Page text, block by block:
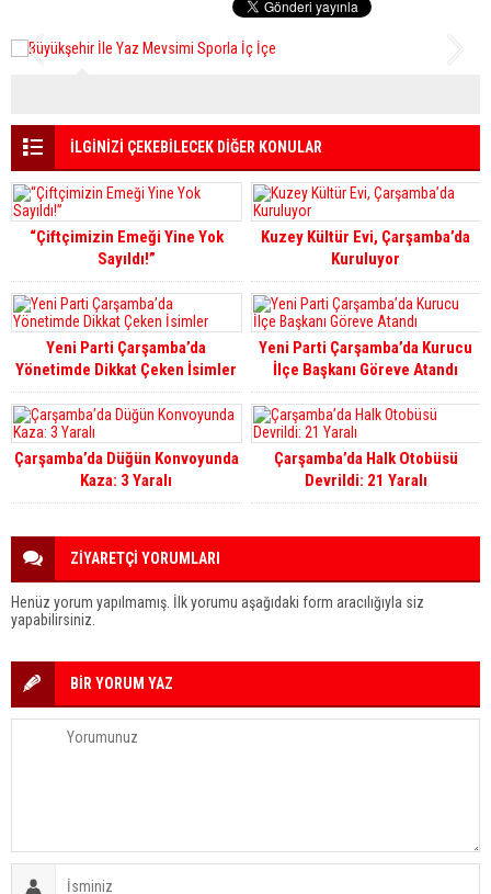
İLGİNİZİ ÇEKEBİLECEK DİĞER KONULAR
“Çiftçimizin Emeği Yine Yok
Sayıldı!”
Kuzey Kültür Evi, Çarşamba’da
Kuruluyor
Yeni Parti Çarşamba’da
Yönetimde Dikkat Çeken İsimler
Yeni Parti Çarşamba’da Kurucu
İlçe Başkanı Göreve Atandı
Çarşamba’da Düğün Konvoyunda
Kaza: 3 Yaralı
Çarşamba’da Halk Otobüsü
Devrildi: 21 Yaralı
ZİYARETÇİ YORUMLARI
Henüz yorum yapılmamış. İlk yorumu aşağıdaki form aracılığıyla siz
yapabilirsiniz.
BİR YORUM YAZ